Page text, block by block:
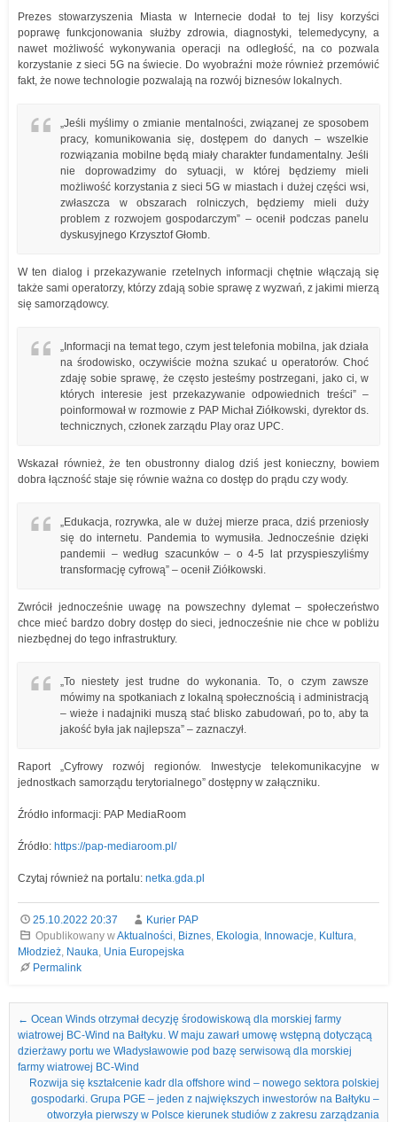
Prezes stowarzyszenia Miasta w Internecie dodał to tej lisy korzyści
poprawę funkcjonowania służby zdrowia, diagnostyki, telemedycyny, a
nawet możliwość wykonywania operacji na odległość, na co pozwala
korzystanie z sieci 5G na świecie. Do wyobraźni może również przemówić
fakt, że nowe technologie pozwalają na rozwój biznesów lokalnych.
„Jeśli myślimy o zmianie mentalności, związanej ze sposobem
pracy, komunikowania się, dostępem do danych – wszelkie
rozwiązania mobilne będą miały charakter fundamentalny. Jeśli
nie doprowadzimy do sytuacji, w której będziemy mieli
możliwość korzystania z sieci 5G w miastach i dużej części wsi,
zwłaszcza w obszarach rolniczych, będziemy mieli duży
problem z rozwojem gospodarczym” – ocenił podczas panelu
dyskusyjnego Krzysztof Głomb.
W ten dialog i przekazywanie rzetelnych informacji chętnie włączają się
także sami operatorzy, którzy zdają sobie sprawę z wyzwań, z jakimi mierzą
się samorządowcy.
„Informacji na temat tego, czym jest telefonia mobilna, jak działa
na środowisko, oczywiście można szukać u operatorów. Choć
zdaję sobie sprawę, że często jesteśmy postrzegani, jako ci, w
których interesie jest przekazywanie odpowiednich treści” –
poinformował w rozmowie z PAP Michał Ziółkowski, dyrektor ds.
technicznych, członek zarządu Play oraz UPC.
Wskazał również, że ten obustronny dialog dziś jest konieczny, bowiem
dobra łączność staje się równie ważna co dostęp do prądu czy wody.
„Edukacja, rozrywka, ale w dużej mierze praca, dziś przeniosły
się do internetu. Pandemia to wymusiła. Jednocześnie dzięki
pandemii – według szacunków – o 4-5 lat przyspieszyliśmy
transformację cyfrową” – ocenił Ziółkowski.
Zwrócił jednocześnie uwagę na powszechny dylemat – społeczeństwo
chce mieć bardzo dobry dostęp do sieci, jednocześnie nie chce w pobliżu
niezbędnej do tego infrastruktury.
„To niestety jest trudne do wykonania. To, o czym zawsze
mówimy na spotkaniach z lokalną społecznością i administracją
– wieże i nadajniki muszą stać blisko zabudowań, po to, aby ta
jakość była jak najlepsza” – zaznaczył.
Raport „Cyfrowy rozwój regionów. Inwestycje telekomunikacyjne w
jednostkach samorządu terytorialnego” dostępny w załączniku.
Źródło informacji: PAP MediaRoom
Źródło: https://pap-mediaroom.pl/
Czytaj również na portalu: netka.gda.pl
25.10.2022 20:37
Kurier PAP
Opublikowany wAktualności, Biznes, Ekologia, Innowacje, Kultura,
Młodzież, Nauka, Unia Europejska
Permalink
Nawigacja we wpisach
← Ocean Winds otrzymał decyzję środowiskową dla morskiej farmy
wiatrowej BC-Wind na Bałtyku. W maju zawarł umowę wstępną dotyczącą
dzierżawy portu we Władysławowie pod bazę serwisową dla morskiej
farmy wiatrowej BC-Wind
Rozwija się kształcenie kadr dla offshore wind – nowego sektora polskiej
gospodarki. Grupa PGE – jeden z największych inwestorów na Bałtyku –
otworzyła pierwszy w Polsce kierunek studiów z zakresu zarządzania